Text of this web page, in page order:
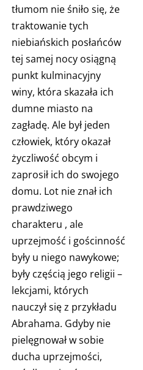
tłumom nie śniło się, że
traktowanie tych
niebiańskich posłańców
tej samej nocy osiągną
punkt kulminacyjny
winy, która skazała ich
dumne miasto na
zagładę. Ale był jeden
człowiek, który okazał
życzliwość obcym i
zaprosił ich do swojego
domu. Lot nie znał ich
prawdziwego
charakteru , ale
uprzejmość i gościnność
były u niego nawykowe;
były częścią jego religii –
lekcjami, których
nauczył się z przykładu
Abrahama. Gdyby nie
pielęgnował w sobie
ducha uprzejmości,